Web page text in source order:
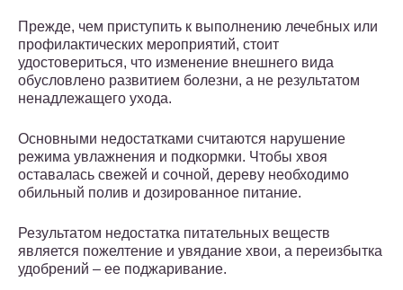
Прежде, чем приступить к выполнению лечебных или
профилактических мероприятий, стоит
удостовериться, что изменение внешнего вида
обусловлено развитием болезни, а не результатом
ненадлежащего ухода.
Основными недостатками считаются нарушение
режима увлажнения и подкормки. Чтобы хвоя
оставалась свежей и сочной, дереву необходимо
обильный полив и дозированное питание.
Результатом недостатка питательных веществ
является пожелтение и увядание хвои, а переизбытка
удобрений – ее поджаривание.